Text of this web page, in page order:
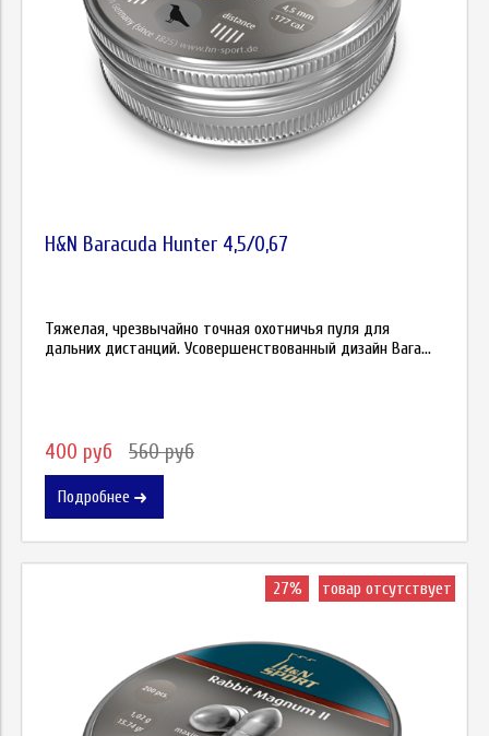
H&N Baracuda Hunter 4,5/0,67
Тяжелая, чрезвычайно точная охотничья пуля для
дальних дистанций. Усовершенствованный дизайн Bara...
400 руб 560 руб
Подробнее
27% товар отсутствует